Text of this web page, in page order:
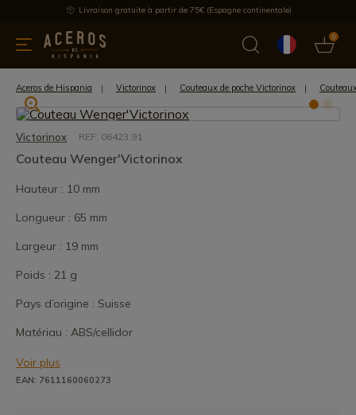
Livraison gratuite à partir de 75€ (Espagne continentale)
0
de cuisine Offre Dernières nouvelles Meilleures ventes
Aceros de Hispania Victorinox Couteaux de poche Victorinox
Victorinox REF: 06423.91
Couteau Wenger'Victorinox
Hauteur : 10 mm
Longueur : 65 mm
Largeur : 19 mm
Poids : 21 g
Pays d’origine : Suisse
Matériau : ABS/cellidor
Voir plus
EAN: 7611160060273